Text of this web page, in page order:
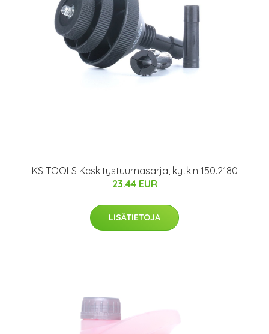
KS TOOLS Keskitystuurnasarja, kytkin 150.2180
23.44 EUR
LISÄTIETOJA